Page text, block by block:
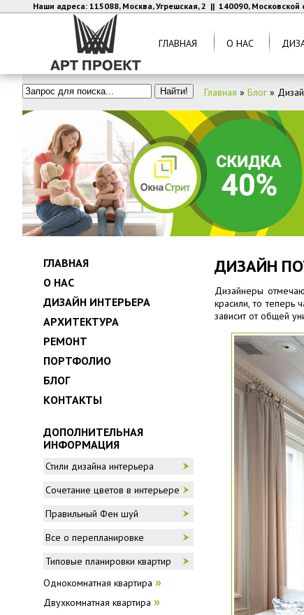
Наши адреса: 115088, Москва, Угрешская, 2 || 140090, Московской
ГЛАВНАЯ О НАС
Главная » Блог »
ДИЗАЙН
Дизайнеры
красили, то теперь
зависит от общей
ГЛАВНАЯ
О НАС
ДИЗАЙН ИНТЕРЬЕРА
АРХИТЕКТУРА
РЕМОНТ
ПОРТФОЛИО
БЛОГ
КОНТАКТЫ
ДОПОЛНИТЕЛЬНАЯ
ИНФОРМАЦИЯ
Стили дизайна интерьера
Сочетание цветов в интерьере
Правильный Фен шуй
Все о перепланировке
Типовые планировки квартир
Однокомнатная квартира »
Двухкомнатная квартира »